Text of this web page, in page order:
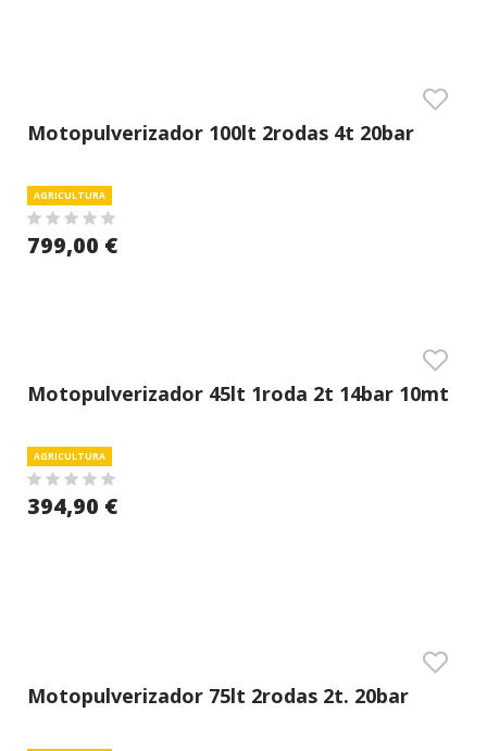
Motopulverizador 100lt 2rodas 4t 20bar
AGRICULTURA
799,00 €
Motopulverizador 45lt 1roda 2t 14bar 10mt
AGRICULTURA
394,90 €
Motopulverizador 75lt 2rodas 2t. 20bar